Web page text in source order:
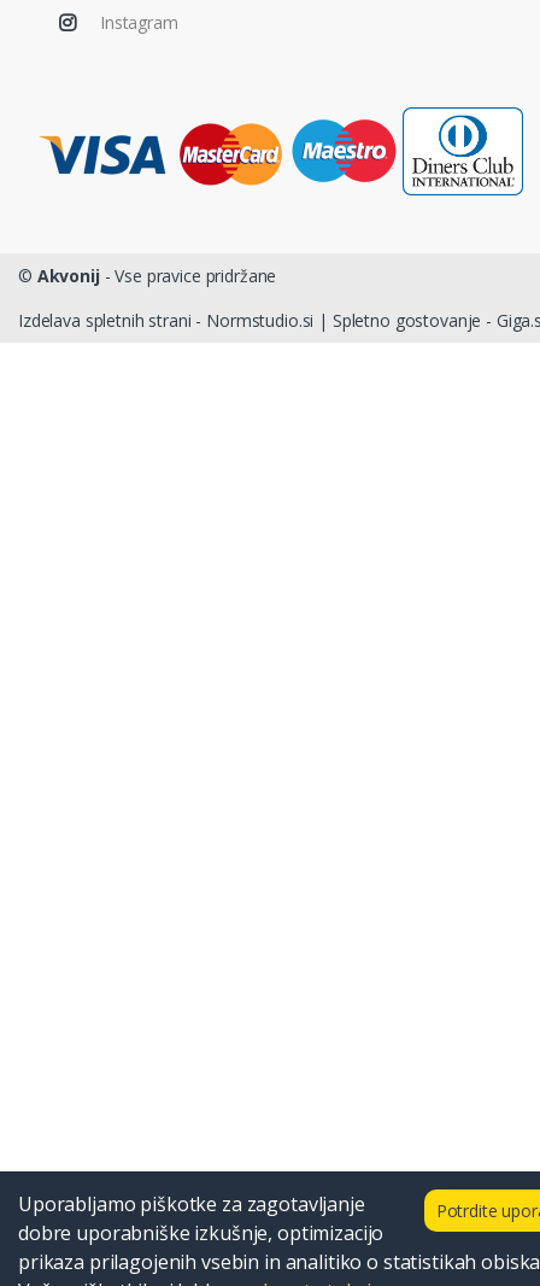
Instagram
© Akvonij- Vse pravice pridržane
Izdelava spletnih strani - Normstudio.si | Spletno gostovanje -
Potrdite
Uporabljamo piškotke za zagotavljanje
dobre uporabniške izkušnje, optimizacijo
prikaza prilagojenih vsebin in analitiko o statistikah